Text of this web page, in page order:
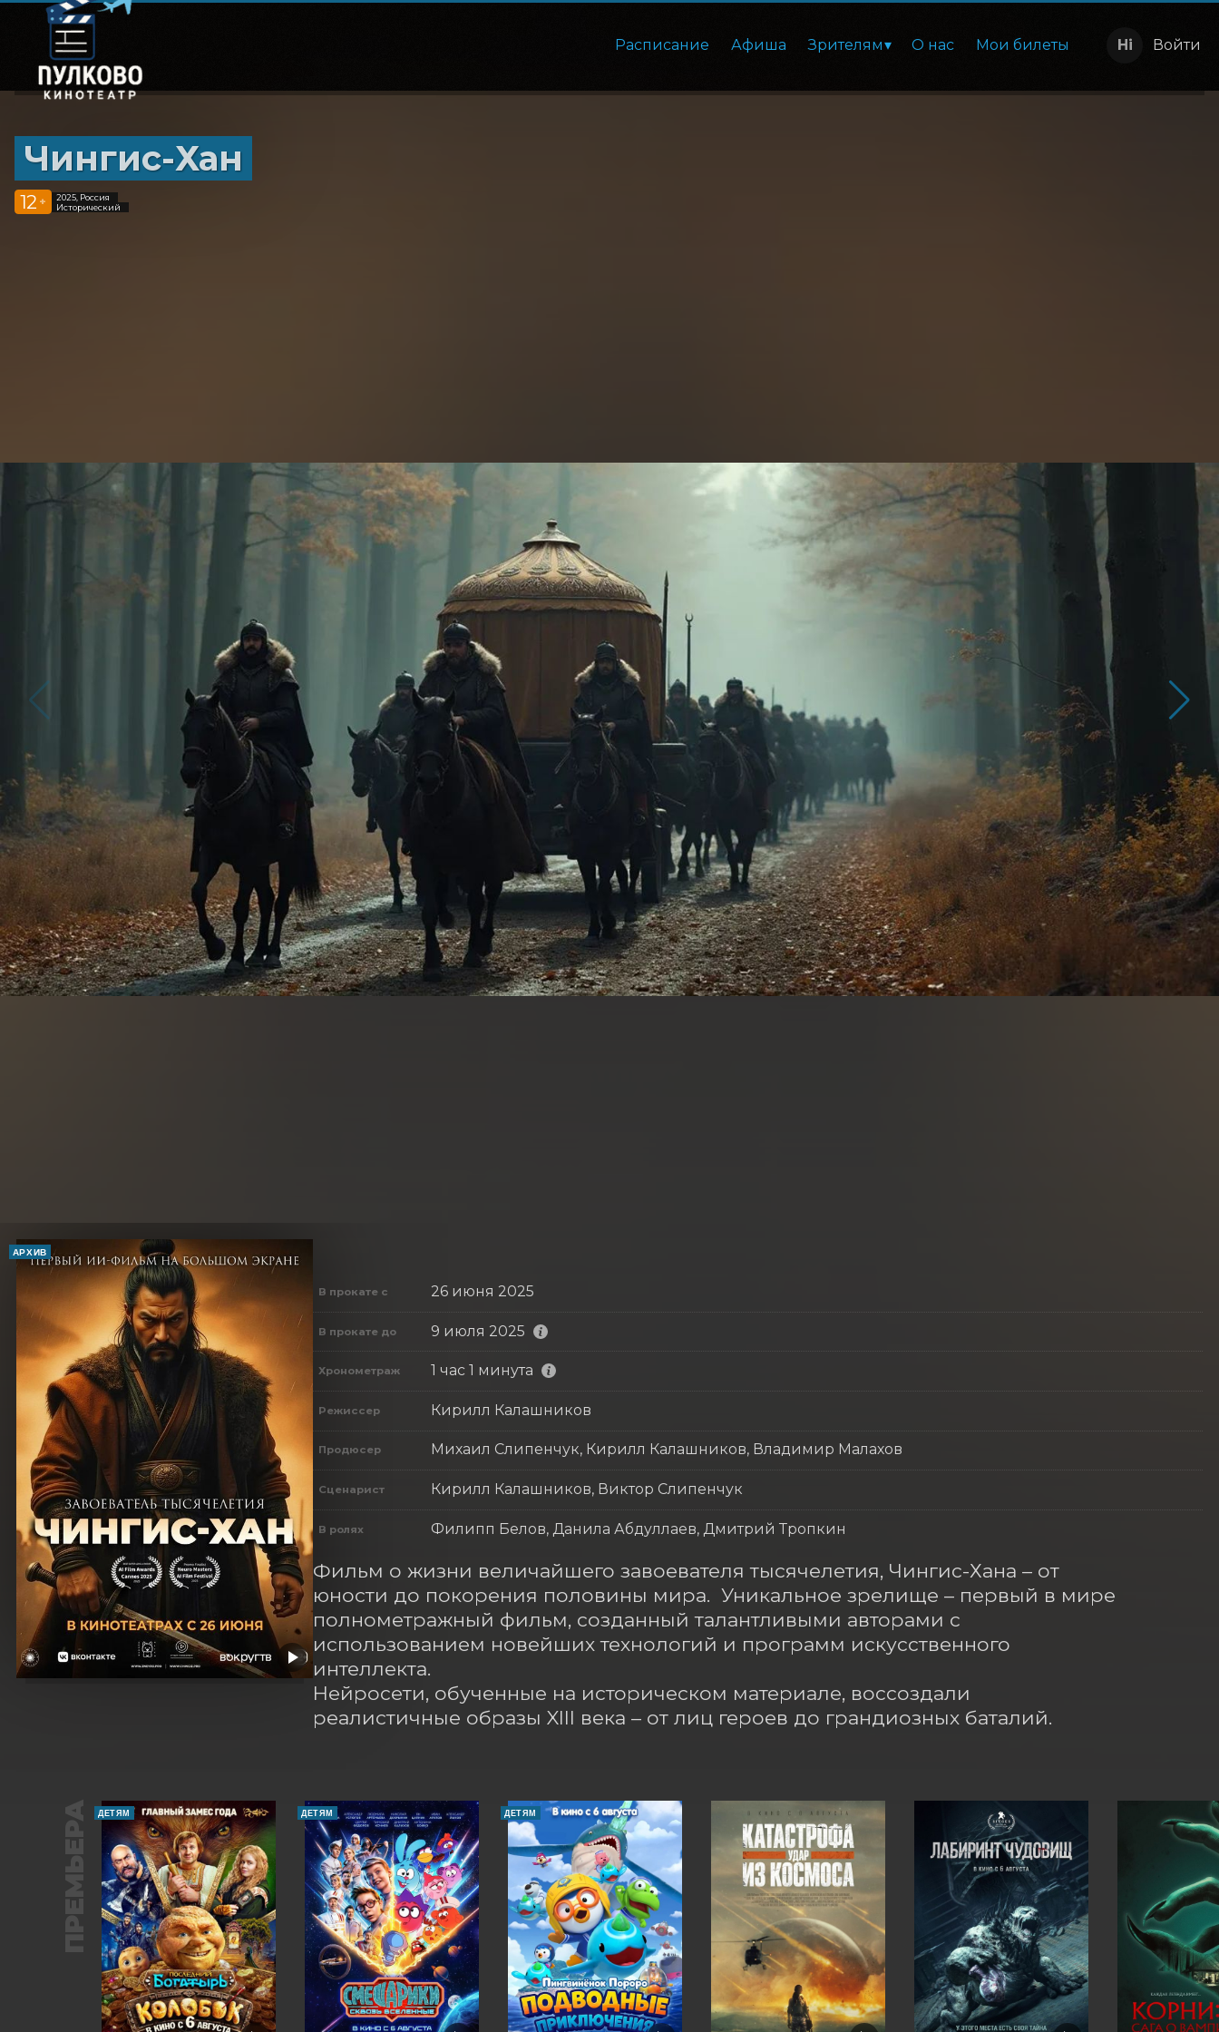
Расписание Афиша Зрителям О нас Мои билеты Войти
Чингис-Хан
12 +
2025, Россия
Исторический
АРХИВ
В прокате с 26 июня 2025
В прокате до 9 июля 2025
Хронометраж 1 час 1 минута
Режиссер Кирилл Калашников
Продюсер Михаил Слипенчук, Кирилл Калашников, Владимир Малахов
Сценарист Кирилл Калашников, Виктор Слипенчук
В ролях Филипп Белов, Данила Абдуллаев, Дмитрий Тропкин
Фильм о жизни величайшего завоевателя тысячелетия, Чингис-Хана – от
юности до покорения половины мира.  Уникальное зрелище – первый в мире
полнометражный фильм, созданный талантливыми авторами с
использованием новейших технологий и программ искусственного
интеллекта.
Нейросети, обученные на историческом материале, воссоздали
реалистичные образы XIII века – от лиц героев до грандиозных баталий.
ПРЕМЬЕРА ДЕТЯМ ДЕТЯМ ДЕТЯМ